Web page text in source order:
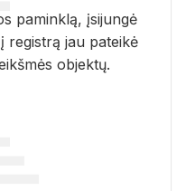
paminklą, įsijungė
registrą jau pateikė
objektų.